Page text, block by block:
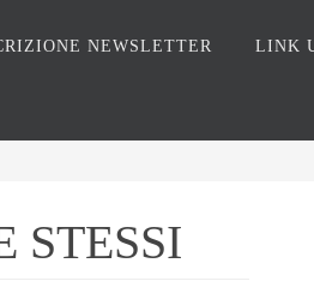
NEWSLETTER LINK
STESSI